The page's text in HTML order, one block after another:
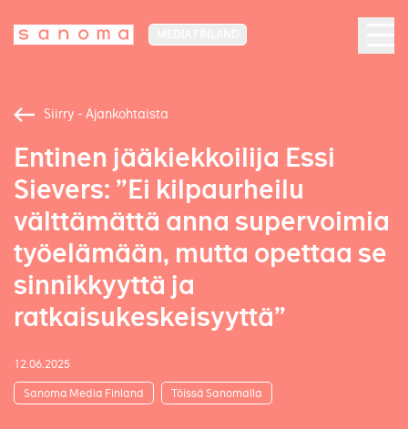
Siirry - Ajankohtaista
Entinen jääkiekkoilija Essi
Sievers: ”Ei kilpaurheilu
välttämättä anna supervoimia
työelämään, mutta opettaa se
sinnikkyyttä ja
ratkaisukeskeisyyttä”
12.06.2025
Sanoma Media Finland Töissä Sanomalla